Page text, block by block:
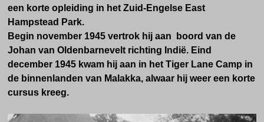
een korte opleiding in het Zuid-Engelse East
Hampstead Park.
Begin november 1945 vertrok hij aan boord van de
Johan van Oldenbarnevelt richting Indië. Eind
december 1945 kwam hij aan in het Tiger Lane Camp in
de binnenlanden van Malakka, alwaar hij weer een korte
cursus kreeg.